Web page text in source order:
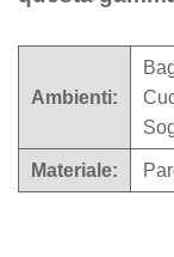
Ambienti:
Materiale: